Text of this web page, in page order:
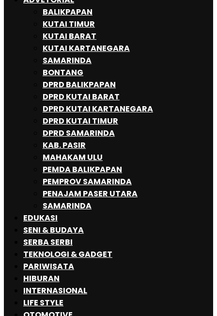
BALIKPAPAN
KUTAI TIMUR
KUTAI BARAT
KUTAI KARTANEGARA
SAMARINDA
BONTANG
DPRD BALIKPAPAN
DPRD KUTAI BARAT
DPRD KUTAI KARTANEGARA
DPRD KUTAI TIMUR
DPRD SAMARINDA
KAB. PASIR
MAHAKAM ULU
PEMDA BALIKPAPAN
PEMPROV SAMARINDA
PENAJAM PASER UTARA
SAMARINDA
EDUKASI
SENI & BUDAYA
SERBA SERBI
TEKNOLOGI & GADGET
PARIWISATA
HIBURAN
INTERNASIONAL
LIFE STYLE